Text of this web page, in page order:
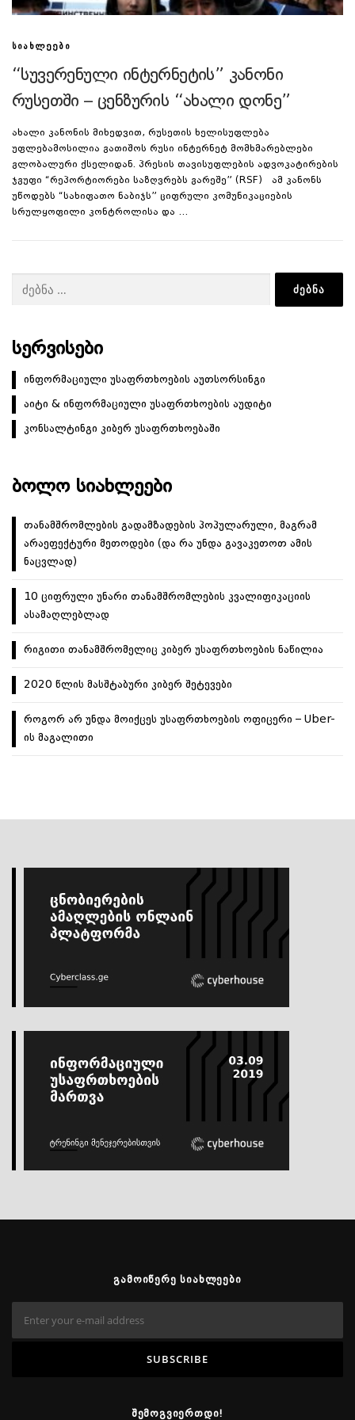
ᲡᲘᲐᲮᲚᲔᲔᲑᲘ
“სუვერენული ინტერნეტის” კანონი
რუსეთში – ცენზურის “ახალი დონე”
ახალი კანონის მიხედვით, რუსეთის ხელისუფლება
უფლებამოსილია გათიშოს რუსი ინტერნეტ მომხმარებლები
გლობალური ქსელიდან. პრესის თავისუფლების ადვოკატირების
ჯგუფი “რეპორტიორები საზღვრებს გარეშე” (RSF) ამ კანონს
უწოდებს “სახიფათო ნაბიჯს” ციფრული კომუნიკაციების
სრულყოფილი კონტროლისა და …
ᲡᲔᲠᲕᲘᲡᲔᲑᲘ
ინფორმაციული უსაფრთხოების აუთსორსინგი
აიტი & ინფორმაციული უსაფრთხოების აუდიტი
კონსალტინგი კიბერ უსაფრთხოებაში
ᲑᲝᲚᲝ ᲡᲘᲐᲮᲚᲔᲔᲑᲘ
თანამშრომლების გადამზადების პოპულარული, მაგრამ
არაეფექტური მეთოდები (და რა უნდა გავაკეთოთ ამის
ნაცვლად)
10 ციფრული უნარი თანამშრომლების კვალიფიკაციის
ასამაღლებლად
რიგითი თანამშრომელიც კიბერ უსაფრთხოების ნაწილია
2020 წლის მასშტაბური კიბერ შეტევები
როგორ არ უნდა მოიქცეს უსაფრთხოების ოფიცერი – Uber-
ის მაგალითი
ᲒᲐᲛᲝᲘᲬᲔᲠᲔ ᲡᲘᲐᲮᲚᲔᲔᲑᲘ
ᲨᲔᲛᲝᲒᲕᲘᲔᲠᲗᲓᲘ!